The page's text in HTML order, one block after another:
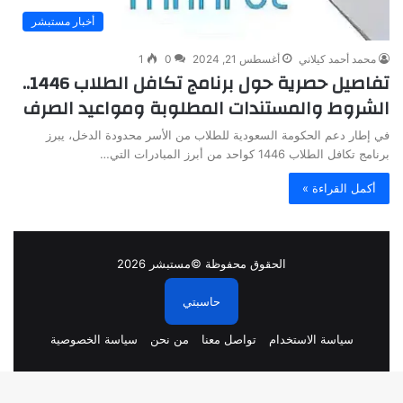
أخبار مستبشر
محمد أحمد كيلاني أغسطس 21, 2024 0
1
تفاصيل حصرية حول برنامج تكافل الطلاب 1446..
الشروط والمستندات المطلوبة ومواعيد الصرف
في إطار دعم الحكومة السعودية للطلاب من الأسر محدودة الدخل، يبرز
برنامج تكافل الطلاب 1446 كواحد من أبرز المبادرات التي…
أكمل القراءة »
الحقوق محفوظة ©مستبشر 2026
حاسبتي
سياسة الاستخدام تواصل معنا من نحن سياسة الخصوصية